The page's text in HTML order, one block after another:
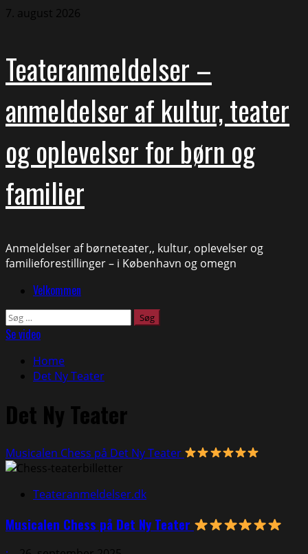
Skip
7. august 2026
Teateranmeldelser –
anmeldelser af kultur, teater
og oplevelser for børn og
familier
Anmeldelser af børneteater,, kultur, oplevelser og
familieforestillinger – i København og omegn
PrimaryVelkommen
Søg
efter:
Se video
Home
Det Ny Teater
Det Ny Teater
Musicalen Chess på Det Ny Teater
Teateranmeldelser.dk
Musicalen Chess på Det Ny Teater